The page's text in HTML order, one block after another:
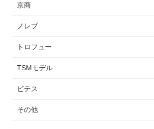
京商
ノレブ
トロフュー
TSMモデル
ビテス
その他